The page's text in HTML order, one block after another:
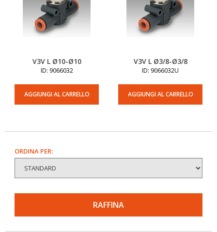
V3V L Ø10-Ø10
ID: 9066032
AGGIUNGI AL CARRELLO
V3V L Ø3/8-Ø3/8
ID: 9066032U
AGGIUNGI AL CARRELLO
ORDINA PER:
RAFFINA